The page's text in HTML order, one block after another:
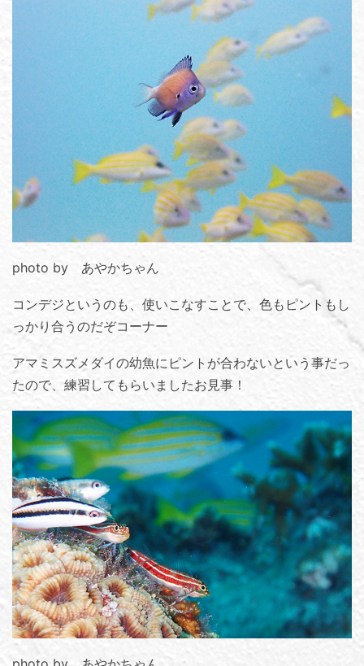
photo by あやかちゃん
コンデジというのも、使いこなすことで、色もピントもし
っかり合うのだぞコーナー
アマミスズメダイの幼魚にピントが合わないという事だっ
たので、練習してもらいましたお見事！